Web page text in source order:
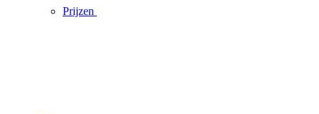
Prijzen